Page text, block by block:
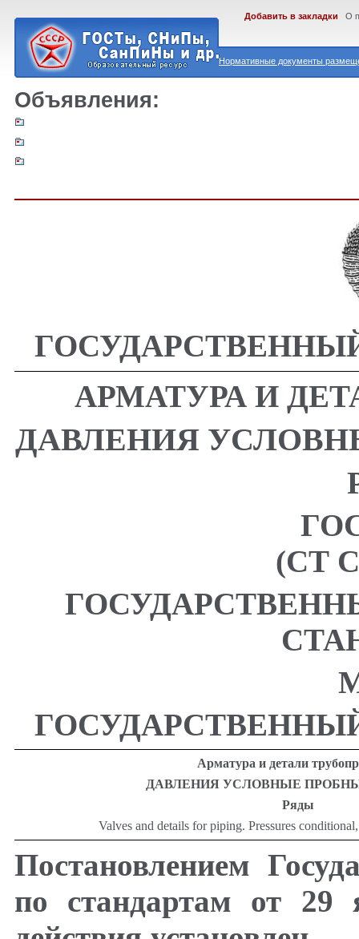
Нормативные документы
Добавить в закладки О
Объявления:
АРМАТУРА И
ДАВЛЕНИЯ
(СТ
Арматура и детали
ДАВЛЕНИЯ УСЛОВНЫЕ
Ряды
Valves and details for piping. Pressures
Постановлением
по стандартам от